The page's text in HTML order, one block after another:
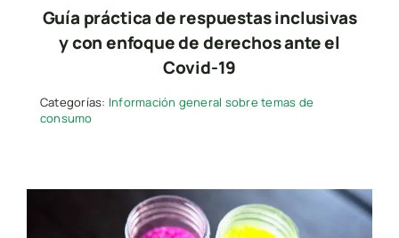
Guía práctica de respuestas inclusivas
y con enfoque de derechos ante el
Covid-19
Categorías: Información general sobre temas de
consumo